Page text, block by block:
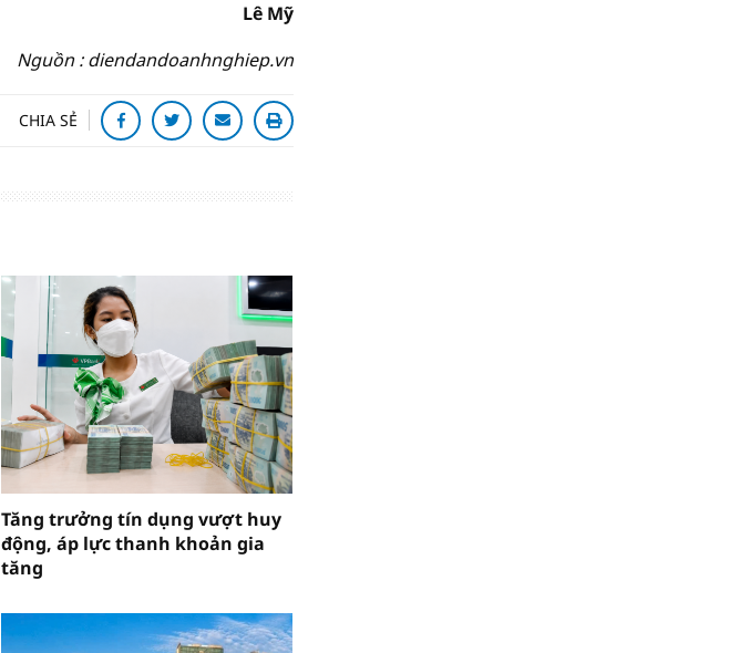
Lê Mỹ
Nguồn : diendandoanhnghiep.vn
CHIA SẺ
Tăng trưởng tín dụng vượt huy
động, áp lực thanh khoản gia
tăng